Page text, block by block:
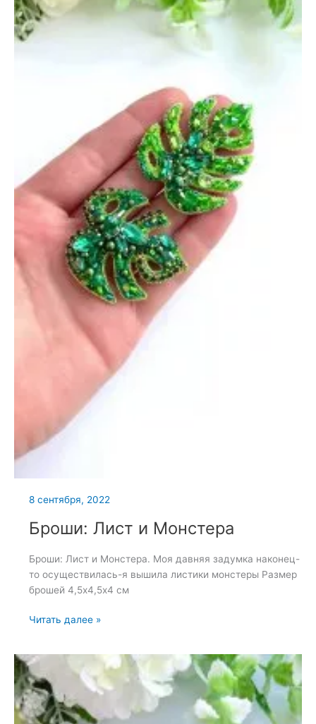
2022
8 сентября, 2022
Броши: Лист и Монстера
Броши: Лист и Монстера. Моя давняя задумка наконец-
то осуществилась-я вышила листики монстеры Размер
брошей 4,5х4,5х4 см
Броши:
Монстера
Читать далее »